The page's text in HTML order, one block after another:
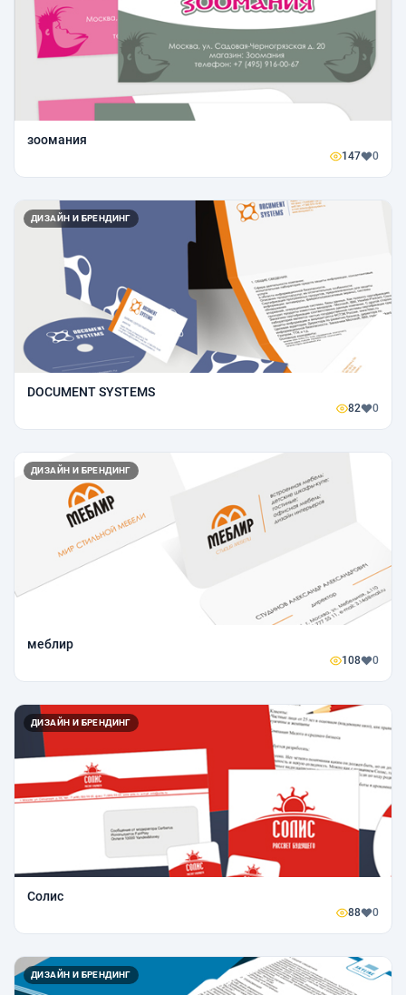
зоомания
147 0
ДИЗАЙН И БРЕНДИНГ
DOCUMENT SYSTEMS
82 0
ДИЗАЙН И БРЕНДИНГ
меблир
108 0
ДИЗАЙН И БРЕНДИНГ
Солис
88 0
ДИЗАЙН И БРЕНДИНГ